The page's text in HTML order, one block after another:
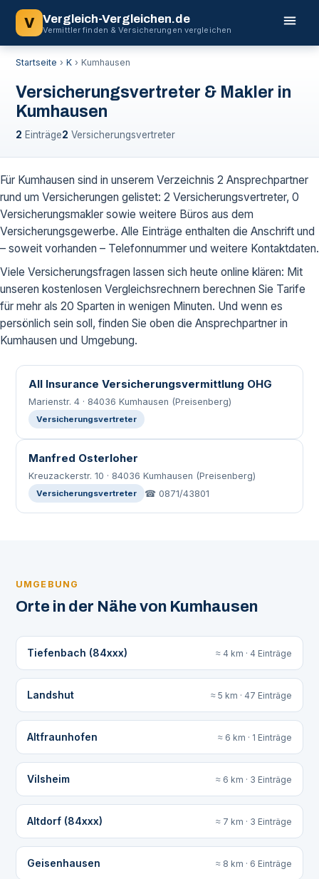
V Vergleich-Vergleichen.de
Vermittler finden & Versicherungen vergleichen
Startseite › K › Kumhausen
Versicherungsvertreter & Makler in
Kumhausen
2 Einträge2 Versicherungsvertreter
Für Kumhausen sind in unserem Verzeichnis 2 Ansprechpartner
rund um Versicherungen gelistet: 2 Versicherungsvertreter, 0
Versicherungsmakler sowie weitere Büros aus dem
Versicherungsgewerbe. Alle Einträge enthalten die Anschrift und
– soweit vorhanden – Telefonnummer und weitere Kontaktdaten.
Viele Versicherungsfragen lassen sich heute online klären: Mit
unseren kostenlosen Vergleichsrechnern berechnen Sie Tarife
für mehr als 20 Sparten in wenigen Minuten. Und wenn es
persönlich sein soll, finden Sie oben die Ansprechpartner in
Kumhausen und Umgebung.
All Insurance Versicherungsvermittlung OHG
Marienstr. 4 · 84036 Kumhausen (Preisenberg)
Versicherungsvertreter
Manfred Osterloher
Kreuzackerstr. 10 · 84036 Kumhausen (Preisenberg)
Versicherungsvertreter ☎ 0871/43801
UMGEBUNG
Orte in der Nähe von Kumhausen
Tiefenbach (84xxx) ≈ 4 km · 4 Einträge
Landshut ≈ 5 km · 47 Einträge
Altfraunhofen ≈ 6 km · 1 Einträge
Vilsheim ≈ 6 km · 3 Einträge
Altdorf (84xxx) ≈ 7 km · 3 Einträge
Geisenhausen ≈ 8 km · 6 Einträge